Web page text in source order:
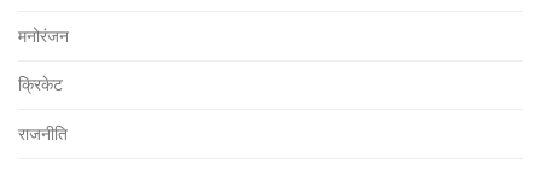
मनोरंजन
क्रिकेट
राजनीति